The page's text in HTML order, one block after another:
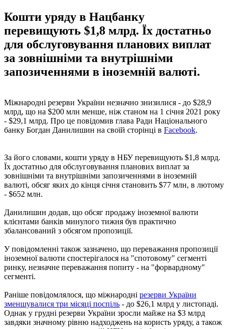
Кошти уряду в Нацбанку
перевищують $1,8 млрд. Їх достатньо
для обслуговування планових виплат
за зовнішніми та внутрішніми
запозиченнями в іноземній валюті.
Міжнародні резерви України незначно знизилися - до $28,9
млрд, що на $200 млн менше, ніж станом на 1 січня 2021 року
- $29,1 млрд. Про це повідомив глава Ради Національного
банку Богдан Данилишин на своїй сторінці в Facebook.
За його словами, кошти уряду в НБУ перевищують $1,8 млрд.
Їх достатньо для обслуговування планових виплат за
зовнішніми та внутрішніми запозиченнями в іноземній
валюті, обсяг яких до кінця січня становить $77 млн, в лютому
- $652 млн.
Данилишин додав, що обсяг продажу іноземної валюти
клієнтами банків минулого тижня був практично
збалансований з обсягом пропозиції.
У повідомленні також зазначено, що переважання пропозиції
іноземної валюти спостерігалося на "спотовому" сегменті
ринку, незначне переважання попиту - на "форвардному"
сегменті.
Раніше повідомлялося, що міжнародні резерви України
зменшувалися три місяці поспіль - до $26,1 млрд у листопаді.
Однак у грудні резерви України зросли майже на $3 млрд
завдяки значному рівню надходжень на користь уряду, а також